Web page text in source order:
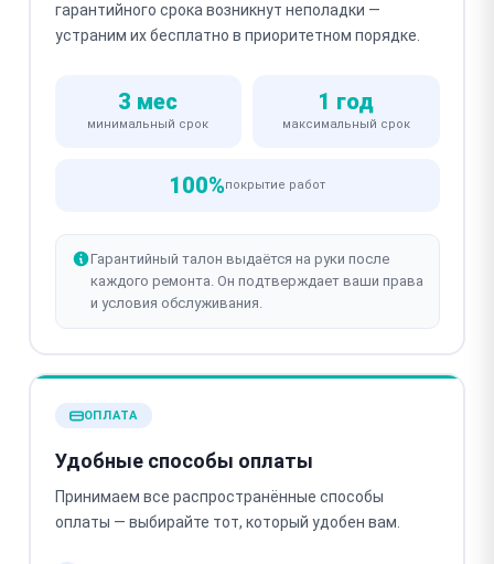
гарантийного срока возникнут неполадки —
устраним их бесплатно в приоритетном порядке.
3 мес
минимальный срок
1 год
максимальный срок
100%покрытие работ
Гарантийный талон выдаётся на руки после
каждого ремонта. Он подтверждает ваши права
и условия обслуживания.
ОПЛАТА
Удобные способы оплаты
Принимаем все распространённые способы
оплаты — выбирайте тот, который удобен вам.